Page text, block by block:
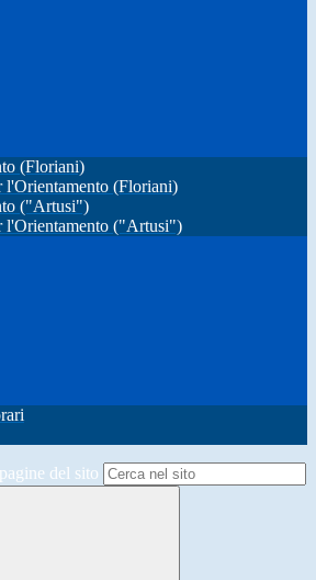
(Floriani)
l'Orientamento (Floriani)
("Artusi")
l'Orientamento ("Artusi")
del sito